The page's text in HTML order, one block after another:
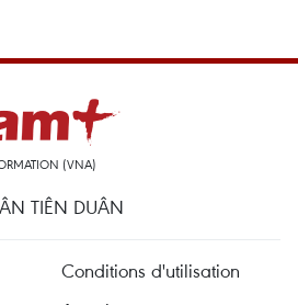
(VNA)
TIÊN DUÂN
Conditions d'utilisation